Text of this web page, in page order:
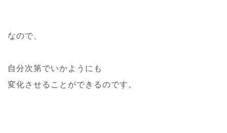
なので、
自分次第でいかようにも
変化させることができるのです。